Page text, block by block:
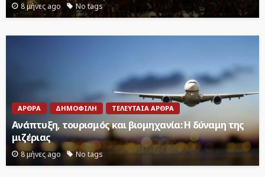
8 μήνες ago No tags
ΆΡΘΡΑ ΔΗΜΟΦΙΛΉ ΤΕΛΕΥΤΑΊΑ ΆΡΘΡΑ
Ανάπτυξη, τουρισμός και βιομηχανία: Η δύναμη της
μιζέριας
8 μήνες ago No tags